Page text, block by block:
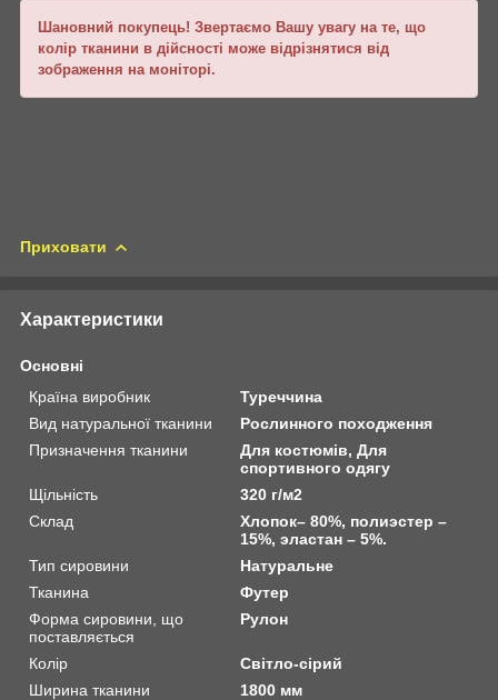
Шановний покупець! Звертаємо Вашу увагу на те, що
колір тканини в дійсності може відрізнятися від
зображення на моніторі.
Приховати
Характеристики
Основні
Країна виробник
Туреччина
Вид натуральної тканини
Рослинного походження
Призначення тканини
Для костюмів, Для
спортивного одягу
Щільність
320 г/м2
Склад
Хлопок– 80%, полиэстер –
15%, эластан – 5%.
Тип сировини
Натуральне
Тканина
Футер
Форма сировини, що
поставляється
Рулон
Колір
Світло-сірий
Ширина тканини
1800 мм